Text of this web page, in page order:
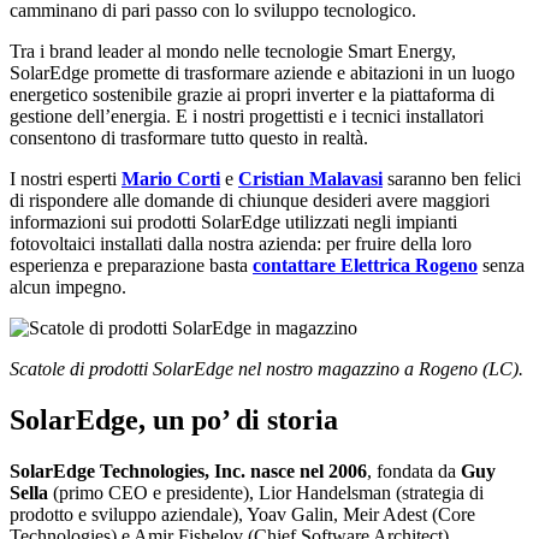
camminano di pari passo con lo sviluppo tecnologico.
Tra i brand leader al mondo nelle tecnologie Smart Energy,
SolarEdge promette di trasformare aziende e abitazioni in un luogo
energetico sostenibile grazie ai propri inverter e la piattaforma di
gestione dell’energia. E i nostri progettisti e i tecnici installatori
consentono di trasformare tutto questo in realtà.
I nostri esperti Mario Corti e Cristian Malavasi saranno ben felici
di rispondere alle domande di chiunque desideri avere maggiori
informazioni sui prodotti SolarEdge utilizzati negli impianti
fotovoltaici installati dalla nostra azienda: per fruire della loro
esperienza e preparazione basta contattare Elettrica Rogeno senza
alcun impegno.
Scatole di prodotti SolarEdge nel nostro magazzino a Rogeno (LC).
SolarEdge, un po’ di storia
SolarEdge Technologies, Inc. nasce nel 2006, fondata da Guy
Sella (primo CEO e presidente), Lior Handelsman (strategia di
prodotto e sviluppo aziendale), Yoav Galin, Meir Adest (Core